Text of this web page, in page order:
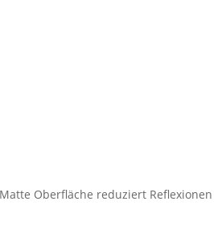
Oberfläche reduziert Reflexionen